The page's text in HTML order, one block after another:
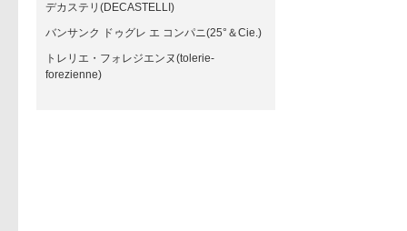
デカステリ(DECASTELLI)
バンサンク ドゥグレ エ コンパニ(25°＆Cie.)
トレリエ・フォレジエンヌ(tolerie-
forezienne)